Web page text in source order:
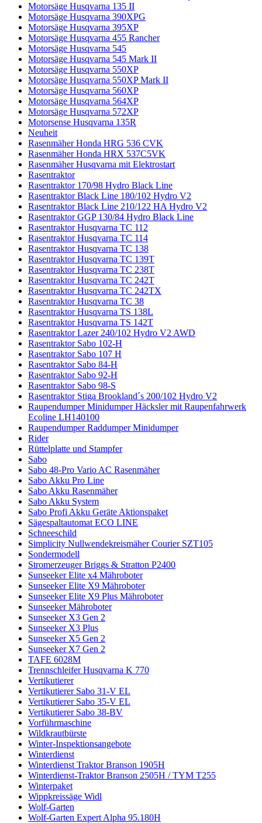
Motorsäge Husqvarna 135 II
Motorsäge Husqvarna 390XPG
Motorsäge Husqvarna 395XP
Motorsäge Husqvarna 455 Rancher
Motorsäge Husqvarna 545
Motorsäge Husqvarna 545 Mark II
Motorsäge Husqvarna 550XP
Motorsäge Husqvarna 550XP Mark II
Motorsäge Husqvarna 560XP
Motorsäge Husqvarna 564XP
Motorsäge Husqvarna 572XP
Motorsense Husqvarna 135R
Neuheit
Rasenmäher Honda HRG 536 CVK
Rasenmäher Honda HRX 537C5VK
Rasenmäher Husqvarna mit Elektrostart
Rasentraktor
Rasentraktor 170/98 Hydro Black Line
Rasentraktor Black Line 180/102 Hydro V2
Rasentraktor Black Line 210/122 HA Hydro V2
Rasentraktor GGP 130/84 Hydro Black Line
Rasentraktor Husqvarna TC 112
Rasentraktor Husqvarna TC 114
Rasentraktor Husqvarna TC 138
Rasentraktor Husqvarna TC 139T
Rasentraktor Husqvarna TC 238T
Rasentraktor Husqvarna TC 242T
Rasentraktor Husqvarna TC 242TX
Rasentraktor Husqvarna TC 38
Rasentraktor Husqvarna TS 138L
Rasentraktor Husqvarna TS 142T
Rasentraktor Lazer 240/102 Hydro V2 AWD
Rasentraktor Sabo 102-H
Rasentraktor Sabo 107 H
Rasentraktor Sabo 84-H
Rasentraktor Sabo 92-H
Rasentraktor Sabo 98-S
Rasentraktor Stiga Brookland´s 200/102 Hydro V2
Raupendumper Minidumper Häcksler mit Raupenfahrwerk
Ecoline LH140100
Raupendumper Raddumper Minidumper
Rider
Rüttelplatte und Stampfer
Sabo
Sabo 48-Pro Vario AC Rasenmäher
Sabo Akku Pro Line
Sabo Akku Rasenmäher
Sabo Akku System
Sabo Profi Akku Geräte Aktionspaket
Sägespaltautomat ECO LINE
Schneeschild
Simplicity Nullwendekreismäher Courier SZT105
Sondermodell
Stromerzeuger Briggs & Stratton P2400
Sunseeker Elite x4 Mähroboter
Sunseeker Elite X9 Mähroboter
Sunseeker Elite X9 Plus Mähroboter
Sunseeker Mähroboter
Sunseeker X3 Gen 2
Sunseeker X3 Plus
Sunseeker X5 Gen 2
Sunseeker X7 Gen 2
TAFE 6028M
Trennschleifer Husqvarna K 770
Vertikutierer
Vertikutierer Sabo 31-V EL
Vertikutierer Sabo 35-V EL
Vertikutierer Sabo 38-BV
Vorführmaschine
Wildkrautbürste
Winter-Inspektionsangebote
Winterdienst
Winterdienst Traktor Branson 1905H
Winterdienst-Traktor Branson 2505H / TYM T255
Winterpaket
Wippkreissäge Widl
Wolf-Garten
Wolf-Garten Expert Alpha 95.180H